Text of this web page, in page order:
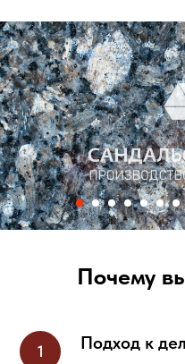
Почему
Подход к